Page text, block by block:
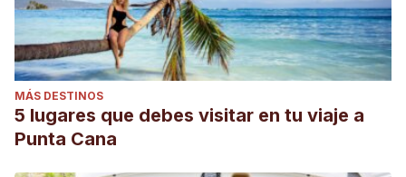
MÁS DESTINOS
5 lugares que debes visitar en tu viaje a
Punta Cana